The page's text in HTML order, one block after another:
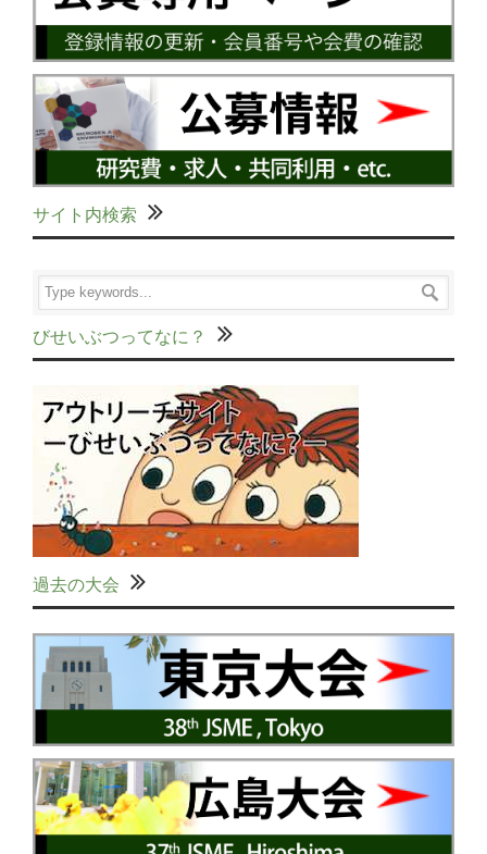
サイト内検索
びせいぶつってなに？
過去の大会